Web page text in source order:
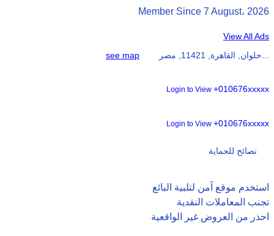
Member Since 7 August، 2026
View All Ads
see map
Login to View +010676xxxxx
Login to View +010676xxxxx
نصائح للحماية
استخدم موقع آمن لتلبية البائع
تجنب المعاملات النقدية
احذر من العروض غير الواقعية